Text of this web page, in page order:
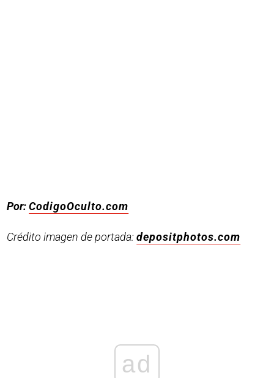
Por:CodigoOculto.com
Crédito imagen de portada:depositphotos.com
ad